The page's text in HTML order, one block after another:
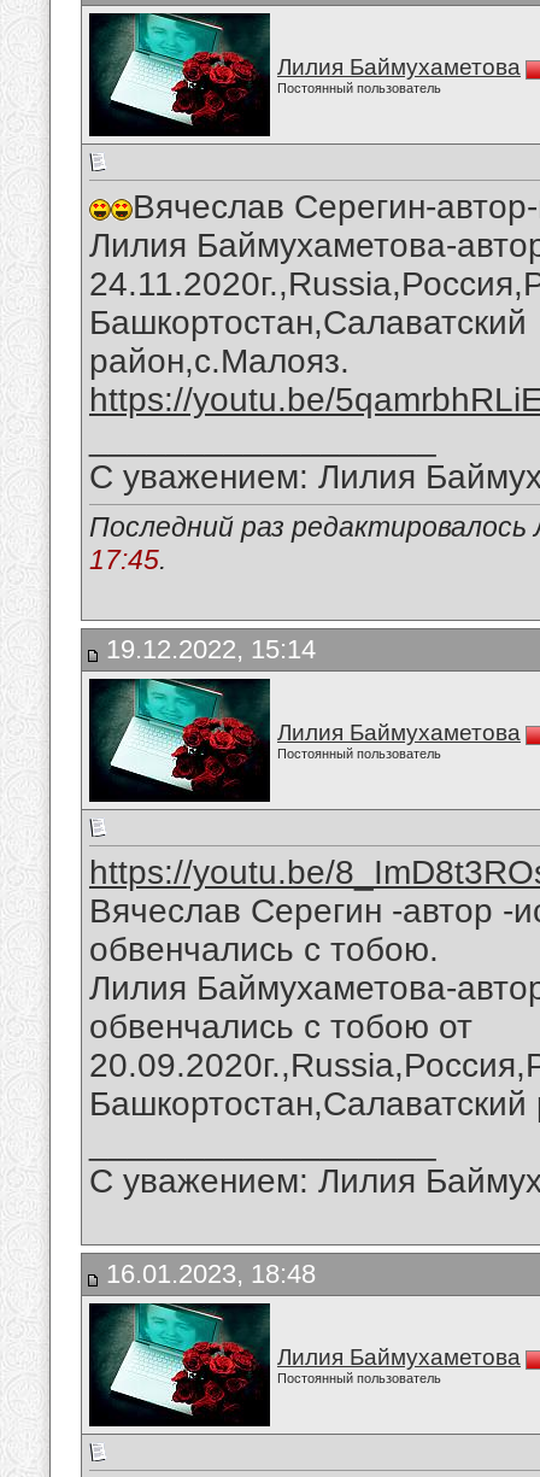
Лилия Баймухаметова
Постоянный пользователь
Вячеслав Серегин-
Лилия Баймухаметова-
Башкортостан,Салаватский
район,с.Малояз.
https://youtu.be/
С уважением: Лилия
Последний раз
17:45.
19.12.2022, 15:14
Лилия Баймухаметова
Постоянный пользователь
https://youtu.be/
Вячеслав Серегин -автор -
обвенчались с тобою.
Лилия Баймухаметова-
обвенчались с тобою от
С уважением: Лилия
16.01.2023, 18:48
Лилия Баймухаметова
Постоянный пользователь